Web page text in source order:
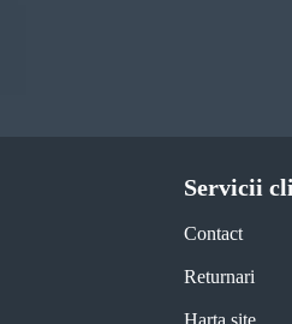
Servicii
Contact
Returnari
Harta site